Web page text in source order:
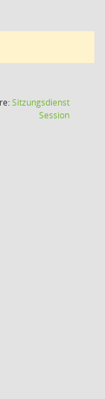
Sitzungsdienst
Session(Wird in